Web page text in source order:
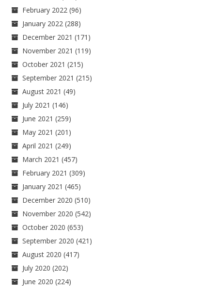
February 2022 (96)
January 2022 (288)
December 2021 (171)
November 2021 (119)
October 2021 (215)
September 2021 (215)
August 2021 (49)
July 2021 (146)
June 2021 (259)
May 2021 (201)
April 2021 (249)
March 2021 (457)
February 2021 (309)
January 2021 (465)
December 2020 (510)
November 2020 (542)
October 2020 (653)
September 2020 (421)
August 2020 (417)
July 2020 (202)
June 2020 (224)